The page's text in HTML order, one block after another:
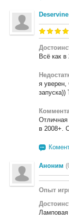
Deservine
Всё как
я уверен,
Отличная
в 2008+.
Аноним
Опыт